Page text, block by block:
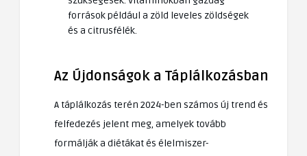
források például a zöld leveles zöldségek
és a citrusfélék.
Az Újdonságok a Táplálkozásban
A táplálkozás terén 2024-ben számos új trend és
felfedezés jelent meg, amelyek tovább
formálják a diétákat és élelmiszer-